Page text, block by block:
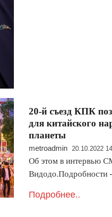
20-й съезд КПК
для китайского
планеты
metroadmin 20.10.2022
Об этом в интервью
Видодо.Подробности
Подробнее..